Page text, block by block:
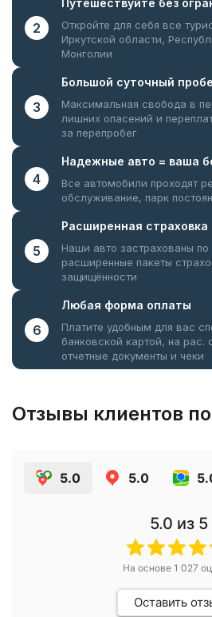
2
Путешествуйте без
Откройте для себя все
Иркутской области,
Монголии
3
Большой суточный
Максимальная свобода в
лишних опасений и
за перепробег
4
Надежные авто = ваша
Все автомобили проходят
обслуживание, парк
5
Расширенная страховка
Наши авто застрахованы
расширенные пакеты
защищённости
6
Любая форма оплаты
Платите удобным для вас
банковской картой, на рас.
отчетные документы и чеки
Отзывы клиентов
5.0 5.0
5.0 из 5
На основе 1 027
Оставить